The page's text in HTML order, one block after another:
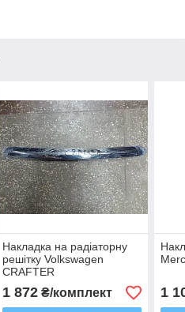
Накладка на радіаторну
решітку Volkswagen
CRAFTER
1 872₴/комплект 1